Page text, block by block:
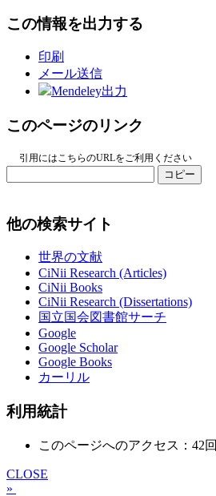
この情報を出力する
印刷
メール送信
Mendeley出力
このページのリンク
引用にはこちらのURLをご利用ください
コピー
他の検索サイト
世界の文献
CiNii Research (Articles)
CiNii Books
CiNii Research (Dissertations)
国立国会図書館サーチ
Google
Google Scholar
Google Books
カーリル
利用統計
このページへのアクセス：42回
CLOSE
»